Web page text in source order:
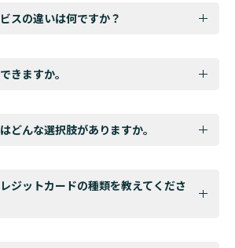
スの違いは何ですか？
きますか。
どんな選択肢がありますか。
ジットカードの種類を教えてくださ